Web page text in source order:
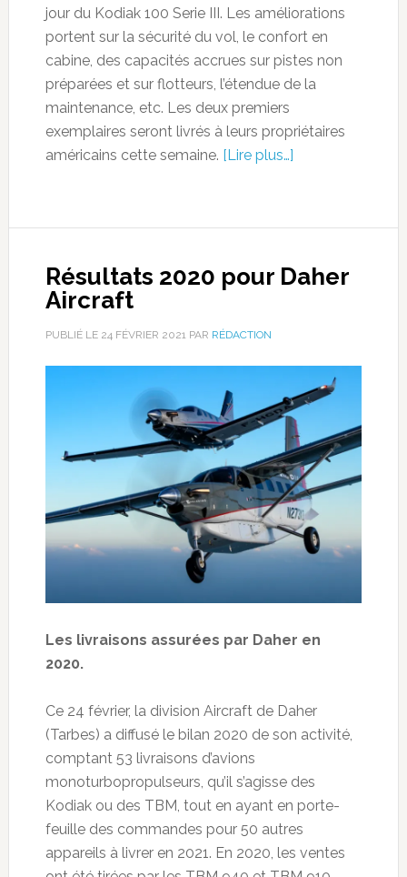
jour du Kodiak 100 Serie III. Les améliorations
portent sur la sécurité du vol, le confort en
cabine, des capacités accrues sur pistes non
préparées et sur flotteurs, l’étendue de la
maintenance, etc. Les deux premiers
exemplaires seront livrés à leurs propriétaires
américains cette semaine. [Lire plus…]
Résultats 2020 pour Daher
Aircraft
PUBLIÉ LE 24 FÉVRIER 2021PAR RÉDACTION
Les livraisons assurées par Daher en
2020.
Ce 24 février, la division Aircraft de Daher
(Tarbes) a diffusé le bilan 2020 de son activité,
comptant 53 livraisons d’avions
monoturbopropulseurs, qu’il s’agisse des
Kodiak ou des TBM, tout en ayant en porte-
feuille des commandes pour 50 autres
appareils à livrer en 2021. En 2020, les ventes